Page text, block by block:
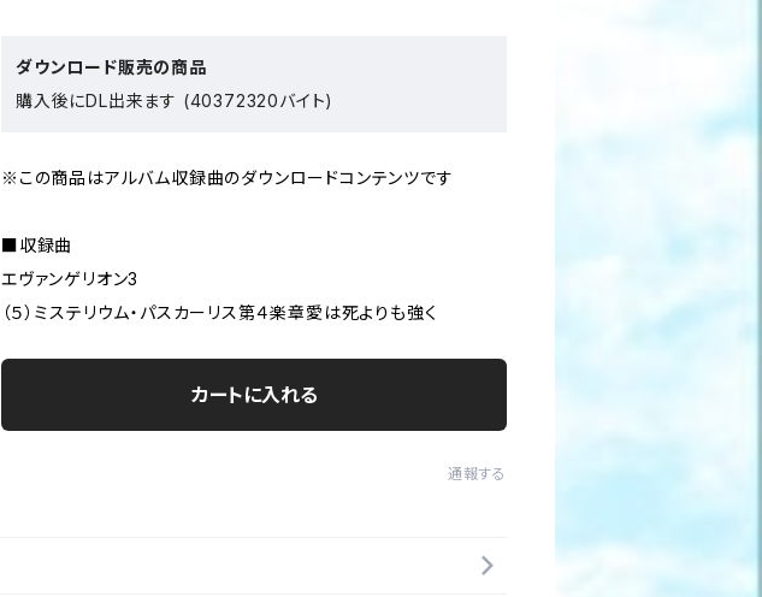
ダウンロード販売の商品
購入後にDL出来ます (40372320バイト)
※この商品はアルバム収録曲のダウンロードコンテンツです
■収録曲
エヴァンゲリオン3
（５）ミステリウム・パスカーリス第４楽章愛は死よりも強く
カートに入れる
通報する